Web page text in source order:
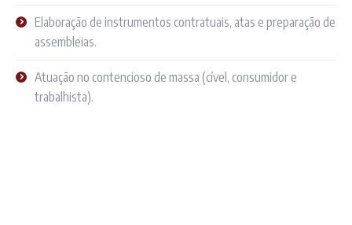
Elaboração de instrumentos contratuais, atas e preparação de
assembleias.
Atuação no contencioso de massa (cível, consumidor e
trabalhista).